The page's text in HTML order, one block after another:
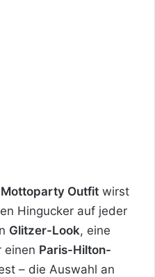
Outfit wirst
Hingucker auf jeder
Glitzer-Look, eine
einen Paris-Hilton-
– die Auswahl an